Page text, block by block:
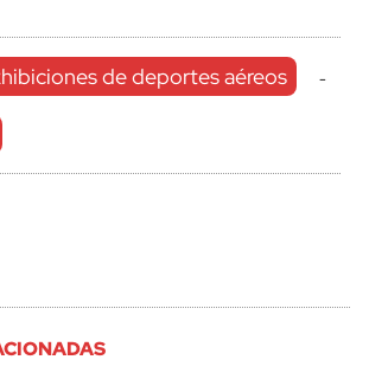
de deportes aéreos -